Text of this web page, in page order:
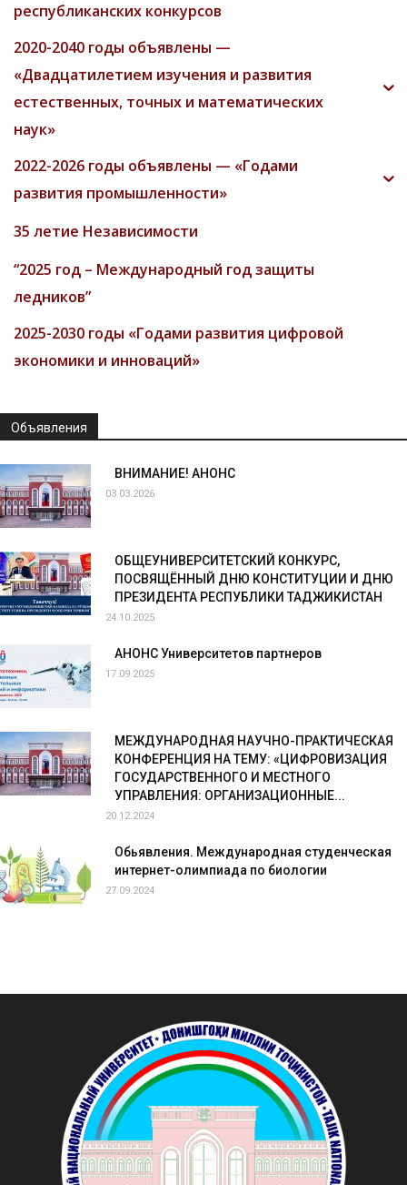
республиканских конкурсов
2020-2040 годы объявлены —
«Двадцатилетием изучения и развития
естественных, точных и математических
наук»
2022-2026 годы объявлены — «Годами
развития промышленности»
35 летие Независимости
“2025 год – Международный год защиты
ледников”
2025-2030 годы «Годами развития цифровой
экономики и инноваций»
Объявления
ВНИМАНИЕ! АНОНС
03.03.2026
ОБЩЕУНИВЕРСИТЕТСКИЙ КОНКУРС,
ПОСВЯЩЁННЫЙ ДНЮ КОНСТИТУЦИИ И ДНЮ
ПРЕЗИДЕНТА РЕСПУБЛИКИ ТАДЖИКИСТАН
24.10.2025
АНОНС Университетов партнеров
17.09.2025
МЕЖДУНАРОДНАЯ НАУЧНО-ПРАКТИЧЕСКАЯ
КОНФЕРЕНЦИЯ НА ТЕМУ: «ЦИФРОВИЗАЦИЯ
ГОСУДАРСТВЕННОГО И МЕСТНОГО
УПРАВЛЕНИЯ: ОРГАНИЗАЦИОННЫЕ...
20.12.2024
Обьявления. Международная студенческая
интернет-олимпиада по биологии
27.09.2024